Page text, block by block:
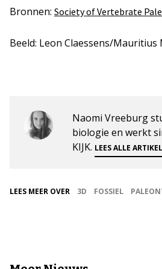
Bronnen: Society of Vertebrate
Beeld: Leon Claessens/Mauritius
Naomi Vreeburg
biologie en werkt
KIJK. LEES ALLE
LEES MEER OVER 3D FOSSIEL